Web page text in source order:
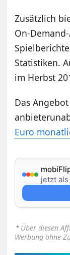
Zusätzlich
On-
Statistiken.
im Herbst
Das
Euro
jetzt
⋆ Über diesen
Werbung ohne